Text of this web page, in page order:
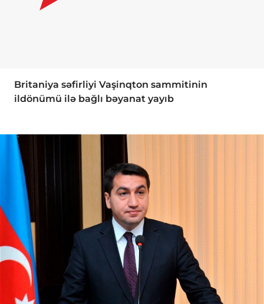
Britaniya səfirliyi Vaşinqton sammitinin
ildönümü ilə bağlı bəyanat yayıb